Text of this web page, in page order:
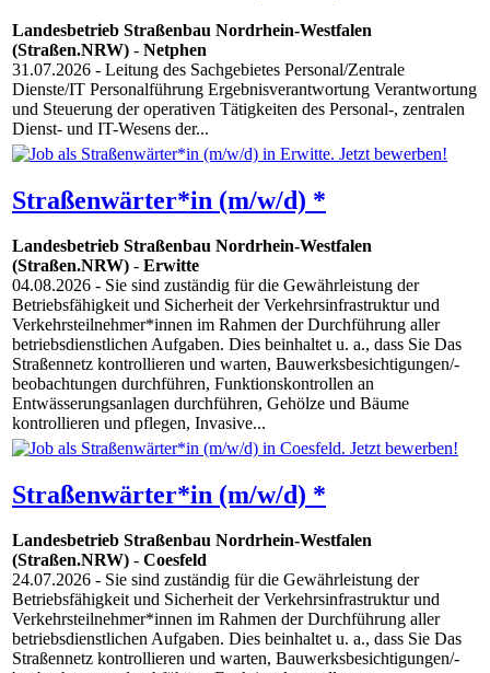
Landesbetrieb Straßenbau Nordrhein-Westfalen
(Straßen.NRW) - Netphen
31.07.2026 - Leitung des Sachgebietes Personal/Zentrale
Dienste/IT Personalführung Ergebnisverantwortung Verantwortung
und Steuerung der operativen Tätigkeiten des Personal-, zentralen
Dienst- und IT-Wesens der...
Straßenwärter*in (m/w/d) *
Landesbetrieb Straßenbau Nordrhein-Westfalen
(Straßen.NRW) - Erwitte
04.08.2026 - Sie sind zuständig für die Gewährleistung der
Betriebsfähigkeit und Sicherheit der Verkehrsinfrastruktur und
Verkehrsteilnehmer*innen im Rahmen der Durchführung aller
betriebsdienstlichen Aufgaben. Dies beinhaltet u. a., dass Sie Das
Straßennetz kontrollieren und warten, Bauwerksbesichtigungen/-
beobachtungen durchführen, Funktionskontrollen an
Entwässerungsanlagen durchführen, Gehölze und Bäume
kontrollieren und pflegen, Invasive...
Straßenwärter*in (m/w/d) *
Landesbetrieb Straßenbau Nordrhein-Westfalen
(Straßen.NRW) - Coesfeld
24.07.2026 - Sie sind zuständig für die Gewährleistung der
Betriebsfähigkeit und Sicherheit der Verkehrsinfrastruktur und
Verkehrsteilnehmer*innen im Rahmen der Durchführung aller
betriebsdienstlichen Aufgaben. Dies beinhaltet u. a., dass Sie Das
Straßennetz kontrollieren und warten, Bauwerksbesichtigungen/-